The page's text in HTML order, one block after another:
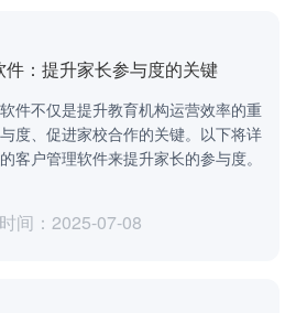
：提升家长参与度的关键
件不仅是提升教育机构运营效率的重
度、促进家校合作的关键。以下将详
客户管理软件来提升家长的参与度。
间：2025-07-08